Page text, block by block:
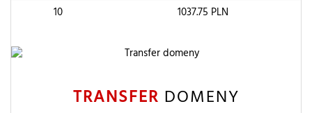
10
1037.75 PLN
TRANSFER DOMENY